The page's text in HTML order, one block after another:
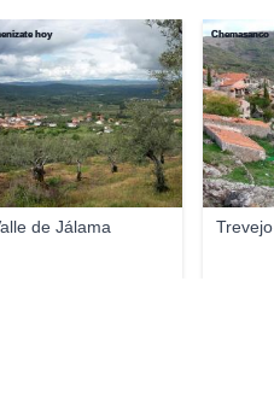
de Jálama
hoy
Trevejo
Chemasanco